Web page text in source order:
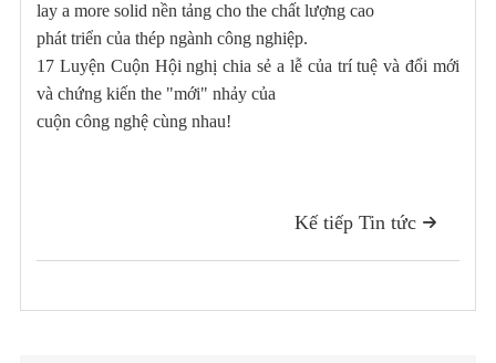
lay a more solid nền tảng cho the chất lượng cao
phát triển của thép ngành công nghiệp.
17 Luyện Cuộn Hội nghị chia sẻ a lễ của trí tuệ và đổi mới
và chứng kiến the "mới" nhảy của
cuộn công nghệ cùng nhau!

Kế tiếp Tin tức